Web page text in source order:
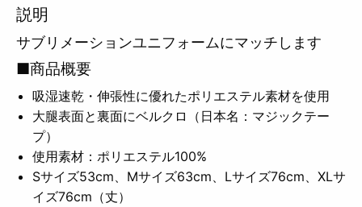
説明
サブリメーションユニフォームにマッチします
■商品概要
吸湿速乾・伸張性に優れたポリエステル素材を使用
大腿表面と裏面にベルクロ（日本名：マジックテー
プ）
使用素材：ポリエステル100%
Sサイズ53cm、Mサイズ63cm、Lサイズ76cm、XLサ
イズ76cm（丈）